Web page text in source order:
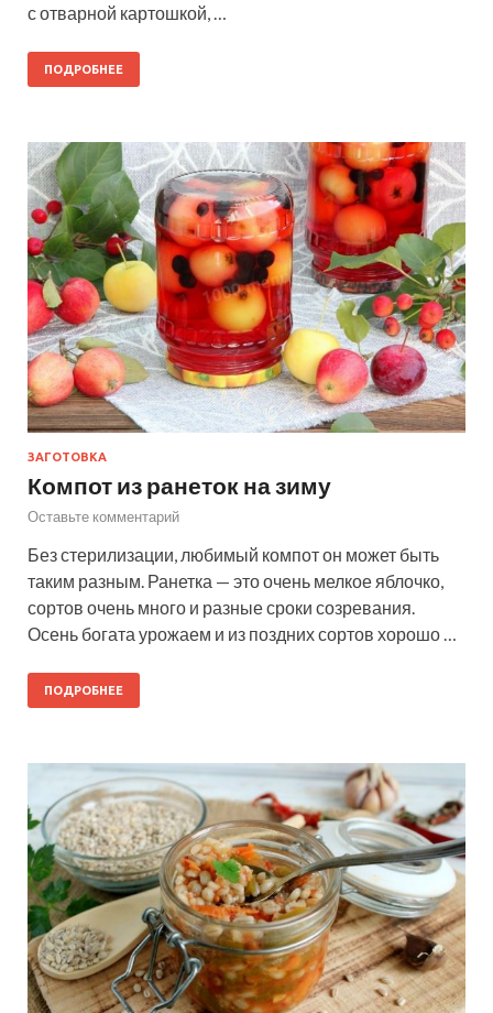
с отварной картошкой, …
ПОДРОБНЕЕ
ЗАГОТОВКА
Компот из ранеток на зиму
Оставьте комментарий
Без стерилизации, любимый компот он может быть
таким разным. Ранетка — это очень мелкое яблочко,
сортов очень много и разные сроки созревания.
Осень богата урожаем и из поздних сортов хорошо …
ПОДРОБНЕЕ